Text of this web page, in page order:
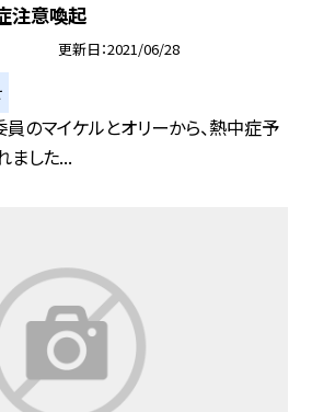
注意喚起
更新日 2021/06/28
のマイケルとオリーから、熱中症予
ました...